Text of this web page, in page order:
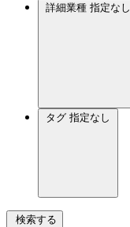
詳細業種 指定なし
タグ 指定なし
検索する